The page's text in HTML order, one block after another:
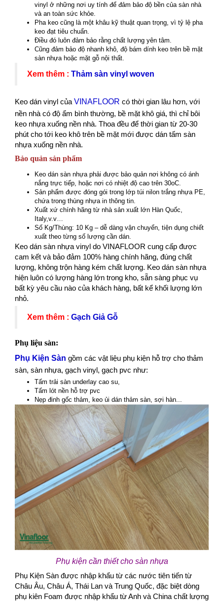
vinyl ở những nơi uy tính để đảm bảo độ bền của sàn nhà
và an toàn sức khỏe.
Pha keo cũng là một khâu kỹ thuật quan trọng, vì tỷ lệ pha
keo đạt tiêu chuẩn.
Điều đó luôn đảm bảo rằng chất lượng yên tâm.
Cũng đảm bảo độ nhanh khô, độ bám dính keo trên bề mặt
sàn nhựa hoặc mặt gỗ nội thất.
Xem thêm : Thảm sàn vinyl woven
Keo dán vinyl của VINAFLOOR có thời gian lâu hơn, với
nền nhà có độ ẩm bình thường, bề mặt khô giá, thì chỉ bôi
keo nhựa xuống nền nhà. Thoa đều để thời gian từ 20-30
phút cho tới keo khô trên bề mặt mới được dán tấm sàn
nhựa xuống nền nhà.
Bảo quản sản phẩm
Keo dán sàn nhựa phải được bảo quản nơi không có ánh
nắng trực tiếp, hoặc nơi có nhiệt độ cao trên 30oC.
Sản phẩm được đóng gói trong lớp túi nilon trắng nhựa PE,
chứa trong thùng nhựa in thông tin.
Xuất xứ chính hãng từ nhà sản xuất lớn Hàn Quốc,
Italy,v.v…
Số Kg/Thùng: 10 Kg – dễ dàng vận chuyển, tiện dụng chiết
xuất theo từng số lượng cần dán.
Keo dán sàn nhựa vinyl do VINAFLOOR cung cấp được
cam kết và bảo đảm 100% hàng chính hãng, đúng chất
lượng, không trộn hàng kém chất lượng. Keo dán sàn nhựa
hiện luôn có lượng hàng lớn trong kho, sẵn sàng phục vụ
bất kỳ yêu cầu nào của khách hàng, bất kể khối lượng lớn
nhỏ.
Xem thêm : Gạch Giả Gỗ
Phụ liệu sàn:
Phụ Kiện Sàn gồm các vật liệu phụ kiện hỗ trợ cho thảm
sàn, sàn nhựa, gạch vinyl, gạch pvc như:
Tấm trải sàn underlay cao su,
Tấm lót nền hỗ trợ pvc
Nẹp đinh gốc thảm, keo ủi dán thảm sàn, sợi hàn...
Phụ kiện cần thiết cho sàn nhựa
Phụ Kiện Sàn được nhập khẩu từ các nước tiên tiến từ
Châu Âu, Châu Á, Thái Lan và Trung Quốc, đặc biệt dòng
phụ kiên Foam được nhập khẩu từ Anh và China chất lượng